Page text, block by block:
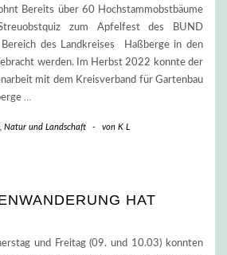
Bereits über 60 Hochstammobstbäume
zum Apfelfest des BUND
des Landkreises Haßberge in den
werden. Im Herbst 2022 konnte der
mit dem Kreisverband für Gartenbau
…
Natur und Landschaft - von K L
HAT
und Freitag (09. und 10.03) konnten